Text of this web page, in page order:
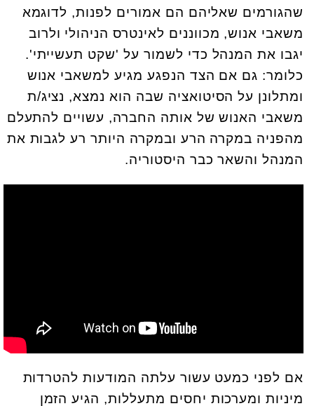
שהגורמים שאליהם הם אמורים לפנות, לדוגמא
משאבי אנוש, מכווננים לאינטרס הניהולי ולרוב
יגבו את המנהל כדי לשמור על 'שקט תעשייתי'.
כלומר: גם אם הצד הנפגע מגיע למשאבי אנוש
ומתלונן על הסיטואציה שבה הוא נמצא, נציג/ת
משאבי האנוש של אותה החברה, עשויים להתעלם
מהפניה במקרה הרע ובמקרה היותר רע לגבות את
המנהל והשאר כבר היסטוריה.
אם לפני כמעט עשור עלתה המודעות להטרדות
מיניות ומערכות יחסים מתעללות, הגיע הזמן